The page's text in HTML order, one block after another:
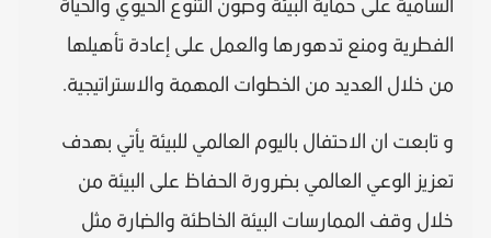
السامية على حماية البيئة وصون التنوع الحيوي والحياة
الفطرية ومنع تدهورها والعمل على إعادة تأهيلها
من خلال العديد من الخطوات المهمة والاستراتيجية.
و تابعت ان الاحتفال باليوم العالمي للبيئة يأتي بهدف
تعزيز الوعي العالمي بضرورة الحفاظ على البيئة من
خلال وقف الممارسات البيئة الخاطئة والضارة مثل